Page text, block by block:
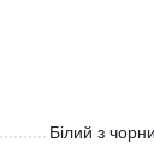
Білий з